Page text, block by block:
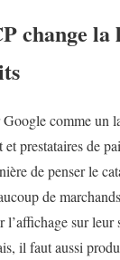
change la
Google comme un
et prestataires de
de penser le
de
l’affichage sur
il faut aussi